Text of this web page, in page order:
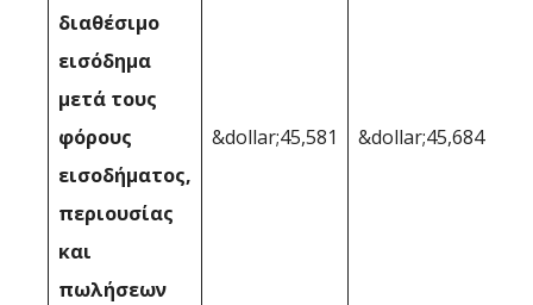
διαθέσιμο
εισόδημα
μετά τους
φόρους
εισοδήματος,
περιουσίας
και
πωλήσεων
&dollar;45,581 &dollar;45,684